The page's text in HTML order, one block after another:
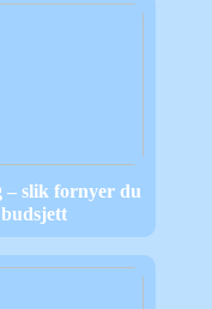
– slik fornyer du